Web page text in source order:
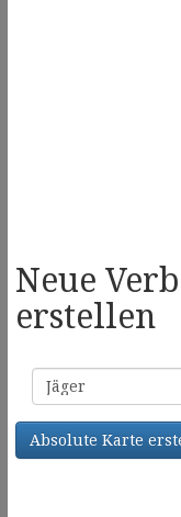
Neue
erstellen
Familienname
Absolute Karte